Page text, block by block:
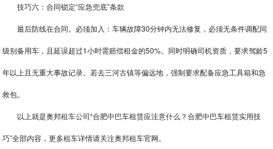
技巧六：合同锁定“应急兜底”条款
最后防线在合同。必须加入：车辆故障30分钟内无法修复，必须无条件调配同
级别备用车，且延误超过1小时需赔偿租金的50%。同时明确司机资质，要求驾龄5
年以上且无重大事故记录。若去三河古镇等偏远地，强制要求配备应急工具箱和急
救包。
以上就是奥邦租车公司“合肥中巴车租赁应注意什么？合肥中巴车租赁实用技
巧”全部内容，更多租车详情请关注奥邦租车官网。